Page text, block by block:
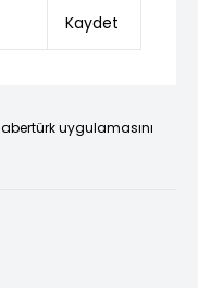
Kaydet
uygulamasını